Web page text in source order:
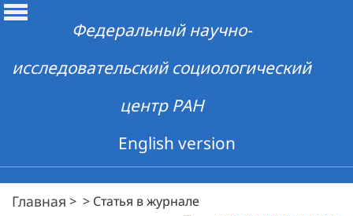
Федеральный научно-
исследовательский социологический
центр РАН
English version
Главная > > Статья в журнале